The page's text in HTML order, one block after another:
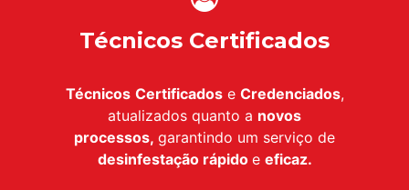
Técnicos Certificados
Técnicos Certificadose Credenciados,
atualizados quanto a novos
processos, garantindo um serviço de
desinfestaçãorápido e eficaz.